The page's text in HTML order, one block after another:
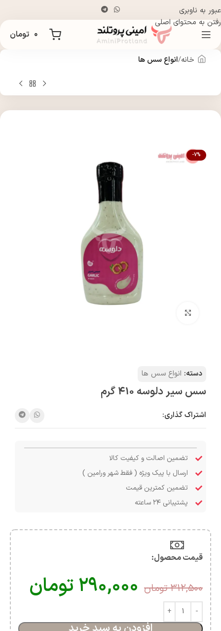
عبور به ناوبری
رفتن به محتوای اصلی
۰ تومان
خانه انواع سس ها
-7%
دسته: انواع سس ها
سس سير دلوسه 410 گرم
اشتراک گذاری:
تضمین اصالت و کیفیت کالا
ارسال با پیک ویژه ( فقط شهر ورامین )
تضمین کمترین قیمت
پشتیبانی ۲۴ ساعته
قیمت محصول:​
۳۱۲,۵۰۰ تومان ۲۹۰,۰۰۰تومان